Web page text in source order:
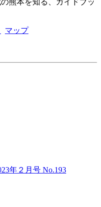
マップ
年２月号 No.193